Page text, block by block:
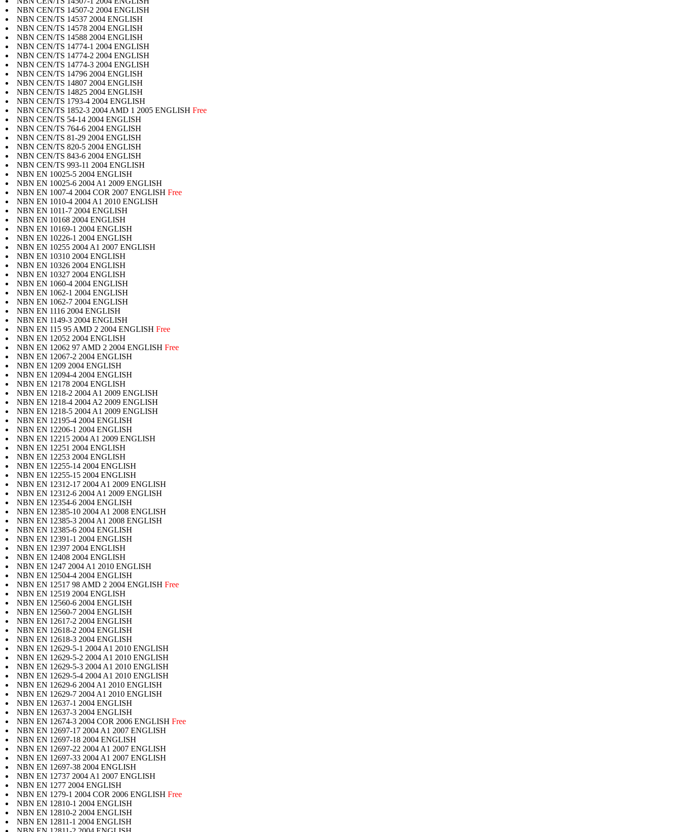
NBN CEN/TS 14507-2 2004 ENGLISH
NBN CEN/TS 14537 2004 ENGLISH
NBN CEN/TS 14578 2004 ENGLISH
NBN CEN/TS 14588 2004 ENGLISH
NBN CEN/TS 14774-1 2004 ENGLISH
NBN CEN/TS 14774-2 2004 ENGLISH
NBN CEN/TS 14774-3 2004 ENGLISH
NBN CEN/TS 14796 2004 ENGLISH
NBN CEN/TS 14807 2004 ENGLISH
NBN CEN/TS 14825 2004 ENGLISH
NBN CEN/TS 1793-4 2004 ENGLISH
NBN CEN/TS 1852-3 2004 AMD 1 2005 ENGLISH Free
NBN CEN/TS 54-14 2004 ENGLISH
NBN CEN/TS 764-6 2004 ENGLISH
NBN CEN/TS 81-29 2004 ENGLISH
NBN CEN/TS 820-5 2004 ENGLISH
NBN CEN/TS 843-6 2004 ENGLISH
NBN CEN/TS 993-11 2004 ENGLISH
NBN EN 10025-5 2004 ENGLISH
NBN EN 10025-6 2004 A1 2009 ENGLISH
NBN EN 1007-4 2004 COR 2007 ENGLISH Free
NBN EN 1010-4 2004 A1 2010 ENGLISH
NBN EN 1011-7 2004 ENGLISH
NBN EN 10168 2004 ENGLISH
NBN EN 10169-1 2004 ENGLISH
NBN EN 10226-1 2004 ENGLISH
NBN EN 10255 2004 A1 2007 ENGLISH
NBN EN 10310 2004 ENGLISH
NBN EN 10326 2004 ENGLISH
NBN EN 10327 2004 ENGLISH
NBN EN 1060-4 2004 ENGLISH
NBN EN 1062-1 2004 ENGLISH
NBN EN 1062-7 2004 ENGLISH
NBN EN 1116 2004 ENGLISH
NBN EN 1149-3 2004 ENGLISH
NBN EN 115 95 AMD 2 2004 ENGLISH Free
NBN EN 12052 2004 ENGLISH
NBN EN 12062 97 AMD 2 2004 ENGLISH Free
NBN EN 12067-2 2004 ENGLISH
NBN EN 1209 2004 ENGLISH
NBN EN 12094-4 2004 ENGLISH
NBN EN 12178 2004 ENGLISH
NBN EN 1218-2 2004 A1 2009 ENGLISH
NBN EN 1218-4 2004 A2 2009 ENGLISH
NBN EN 1218-5 2004 A1 2009 ENGLISH
NBN EN 12195-4 2004 ENGLISH
NBN EN 12206-1 2004 ENGLISH
NBN EN 12215 2004 A1 2009 ENGLISH
NBN EN 12251 2004 ENGLISH
NBN EN 12253 2004 ENGLISH
NBN EN 12255-14 2004 ENGLISH
NBN EN 12255-15 2004 ENGLISH
NBN EN 12312-17 2004 A1 2009 ENGLISH
NBN EN 12312-6 2004 A1 2009 ENGLISH
NBN EN 12354-6 2004 ENGLISH
NBN EN 12385-10 2004 A1 2008 ENGLISH
NBN EN 12385-3 2004 A1 2008 ENGLISH
NBN EN 12385-6 2004 ENGLISH
NBN EN 12391-1 2004 ENGLISH
NBN EN 12397 2004 ENGLISH
NBN EN 12408 2004 ENGLISH
NBN EN 1247 2004 A1 2010 ENGLISH
NBN EN 12504-4 2004 ENGLISH
NBN EN 12517 98 AMD 2 2004 ENGLISH Free
NBN EN 12519 2004 ENGLISH
NBN EN 12560-6 2004 ENGLISH
NBN EN 12560-7 2004 ENGLISH
NBN EN 12617-2 2004 ENGLISH
NBN EN 12618-2 2004 ENGLISH
NBN EN 12618-3 2004 ENGLISH
NBN EN 12629-5-1 2004 A1 2010 ENGLISH
NBN EN 12629-5-2 2004 A1 2010 ENGLISH
NBN EN 12629-5-3 2004 A1 2010 ENGLISH
NBN EN 12629-5-4 2004 A1 2010 ENGLISH
NBN EN 12629-6 2004 A1 2010 ENGLISH
NBN EN 12629-7 2004 A1 2010 ENGLISH
NBN EN 12637-1 2004 ENGLISH
NBN EN 12637-3 2004 ENGLISH
NBN EN 12674-3 2004 COR 2006 ENGLISH Free
NBN EN 12697-17 2004 A1 2007 ENGLISH
NBN EN 12697-18 2004 ENGLISH
NBN EN 12697-22 2004 A1 2007 ENGLISH
NBN EN 12697-33 2004 A1 2007 ENGLISH
NBN EN 12697-38 2004 ENGLISH
NBN EN 12737 2004 A1 2007 ENGLISH
NBN EN 1277 2004 ENGLISH
NBN EN 1279-1 2004 COR 2006 ENGLISH Free
NBN EN 12810-1 2004 ENGLISH
NBN EN 12810-2 2004 ENGLISH
NBN EN 12811-1 2004 ENGLISH